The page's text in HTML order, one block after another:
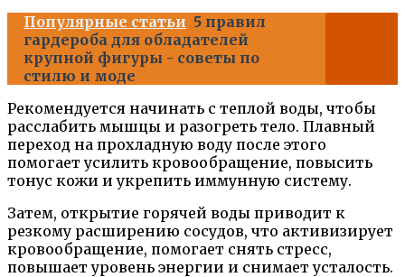
Популярные статьи 5 правил
гардероба для обладателей
крупной фигуры - советы по
стилю и моде
Рекомендуется начинать с теплой воды, чтобы
расслабить мышцы и разогреть тело. Плавный
переход на прохладную воду после этого
помогает усилить кровообращение, повысить
тонус кожи и укрепить иммунную систему.
Затем, открытие горячей воды приводит к
резкому расширению сосудов, что активизирует
кровообращение, помогает снять стресс,
повышает уровень энергии и снимает усталость.